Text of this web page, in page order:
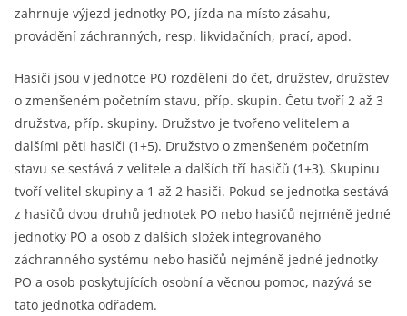
zahrnuje výjezd jednotky PO, jízda na místo zásahu,
provádění záchranných, resp. likvidačních, prací, apod.
Hasiči jsou v jednotce PO rozděleni do čet, družstev, družstev
o zmenšeném početním stavu, příp. skupin. Četu tvoří 2 až 3
družstva, příp. skupiny. Družstvo je tvořeno velitelem a
dalšími pěti hasiči (1+5). Družstvo o zmenšeném početním
stavu se sestává z velitele a dalších tří hasičů (1+3). Skupinu
tvoří velitel skupiny a 1 až 2 hasiči. Pokud se jednotka sestává
z hasičů dvou druhů jednotek PO nebo hasičů nejméně jedné
jednotky PO a osob z dalších složek integrovaného
záchranného systému nebo hasičů nejméně jedné jednotky
PO a osob poskytujících osobní a věcnou pomoc, nazývá se
tato jednotka odřadem.